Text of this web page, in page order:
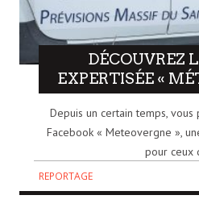
DÉCOUVREZ
EXPERTISÉE «
Depuis un certain temps,
Facebook « Meteovergne »,
pour ceux
REPORTAGE